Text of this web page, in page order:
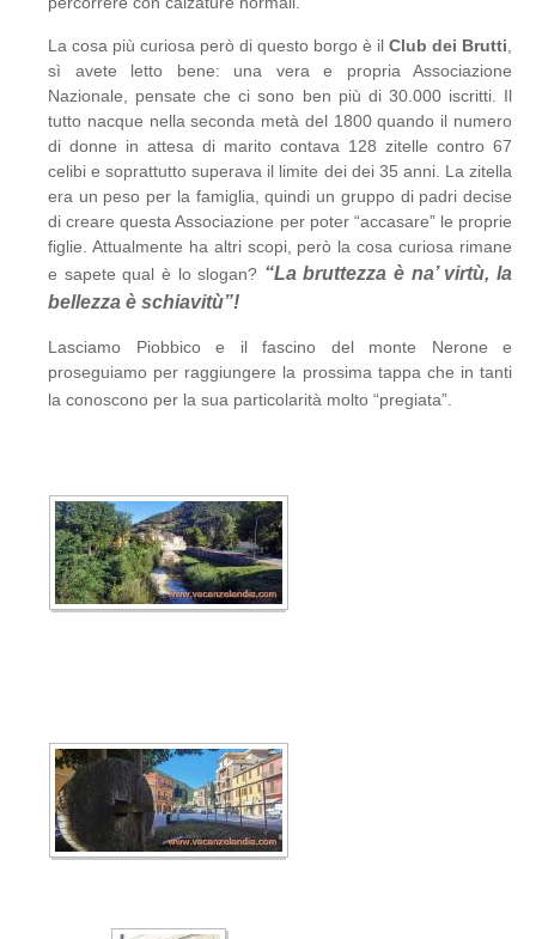
La cosa più curiosa però di questo borgo è il Club dei Brutti,
sì avete letto bene: una vera e propria Associazione
Nazionale, pensate che ci sono ben più di 30.000 iscritti. Il
tutto nacque nella seconda metà del 1800 quando il numero
di donne in attesa di marito contava 128 zitelle contro 67
celibi e soprattutto superava il limite dei dei 35 anni. La zitella
era un peso per la famiglia, quindi un gruppo di padri decise
di creare questa Associazione per poter “accasare” le proprie
figlie. Attualmente ha altri scopi, però la cosa curiosa rimane
e sapete qual è lo slogan? “La bruttezza è na’ virtù, la
bellezza è schiavitù”!
Lasciamo Piobbico e il fascino del monte Nerone e
proseguiamo per raggiungere la prossima tappa che in tanti
la conoscono per la sua particolarità molto “pregiata”.